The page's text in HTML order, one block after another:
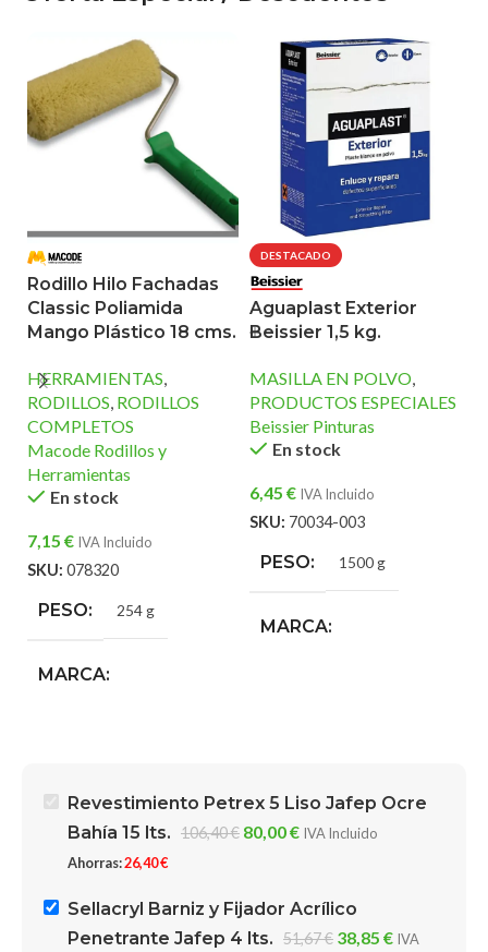
Rodillo Hilo Fachadas
Classic Poliamida
Mango Plástico 18 cms.
HERRAMIENTAS,
RODILLOS, RODILLOS
COMPLETOS
Macode Rodillos y
Herramientas
En stock
7,15 € IVA Incluido
SKU: 078320
PESO 254 g
MARCA
DESTACADO
Aguaplast Exterior
Beissier 1,5 kg.
MASILLA EN POLVO,
PRODUCTOS ESPECIALES
Beissier Pinturas
En stock
6,45 € IVA Incluido
SKU: 70034-003
PESO 1500 g
MARCA
Revestimiento Petrex 5 Liso Jafep Ocre
Bahía 15 lts. 106,40€ 80,00€ IVA Incluido
Ahorras:26,40€
Sellacryl Barniz y Fijador Acrílico
Penetrante Jafep 4 lts. 51,67€ 38,85 € IVA